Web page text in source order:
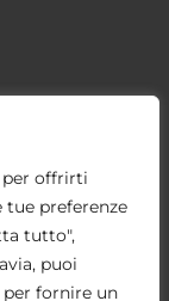
per offrirti
tue preferenze
tutto",
puoi
fornire un